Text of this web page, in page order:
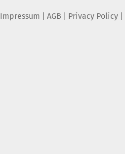
Impressum AGB Privacy Policy|